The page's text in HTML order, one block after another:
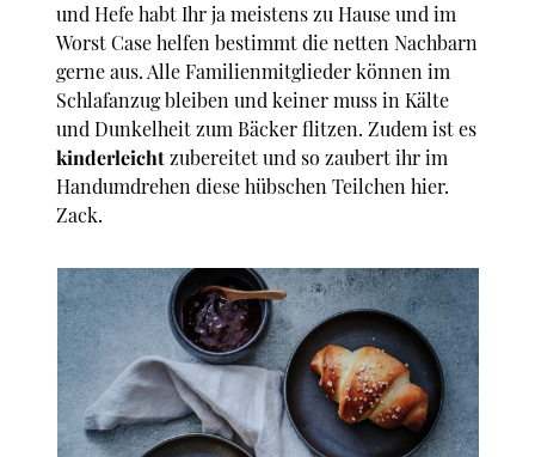
und Hefe habt Ihr ja meistens zu Hause und im
Worst Case helfen bestimmt die netten Nachbarn
gerne aus. Alle Familienmitglieder können im
Schlafanzug bleiben und keiner muss in Kälte
und Dunkelheit zum Bäcker flitzen. Zudem ist es
kinderleichtzubereitet und so zaubert ihr im
Handumdrehen diese hübschen Teilchen hier.
Zack.